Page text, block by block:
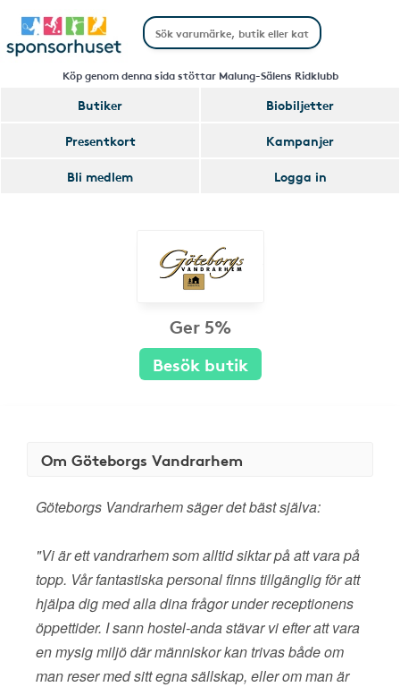
Köp genom denna sida stöttar Malung-Sälens Ridklubb
Butiker
Biobiljetter
Presentkort
Kampanjer
Bli medlem
Logga in
Ger 5%
Besök butik
Om Göteborgs Vandrarhem
Göteborgs Vandrarhem säger det bäst själva:
"Vi är ett vandrarhem som alltid siktar på att vara på
topp. Vår fantastiska personal finns tillgänglig för att
hjälpa dig med alla dina frågor under receptionens
öppettider. I sann hostel-anda stävar vi efter att vara
en mysig miljö där människor kan trivas både om
man reser med sitt egna sällskap, eller om man är